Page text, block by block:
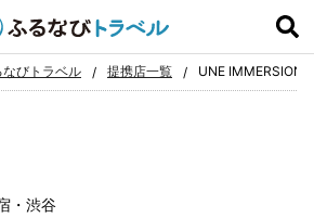
に入り
びトラベル 提携店一覧 UNE IMMERSION
・渋谷